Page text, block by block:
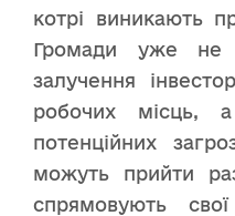
котрі виникають
Громади уже
залучення
робочих місць,
потенційних
можуть прийти
спрямовують